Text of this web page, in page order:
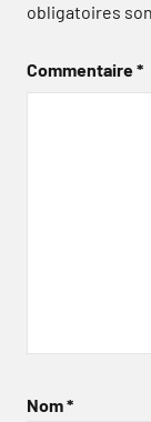
obligatoires
Commentaire*
Nom*